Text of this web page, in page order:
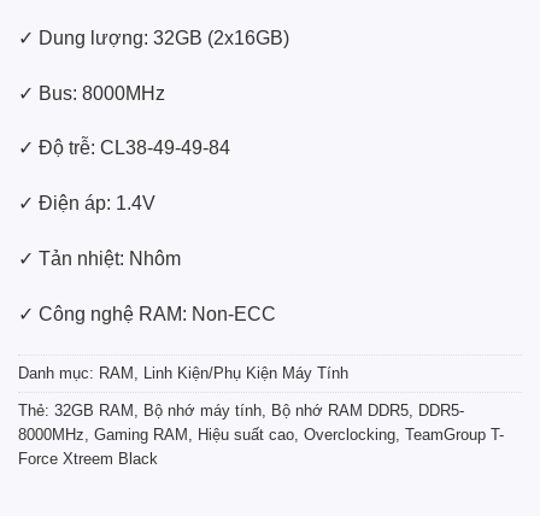
✓ Dung lượng: 32GB (2x16GB)
✓ Bus: 8000MHz
✓ Độ trễ: CL38-49-49-84
✓ Điện áp: 1.4V
✓ Tản nhiệt: Nhôm
✓ Công nghệ RAM: Non-ECC
Danh mục: RAM Linh Kiện/Phụ Kiện Máy Tính
Thẻ: 32GB RAM Bộ nhớ máy tính Bộ nhớ RAM DDR5 DDR5-
8000MHz Gaming RAM Hiệu suất cao Overclocking TeamGroup T-
Force Xtreem Black